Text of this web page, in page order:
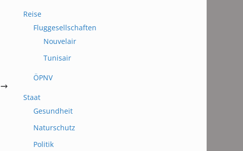
Reise
Fluggesellschaften
Nouvelair
Tunisair
ÖPNV
Staat
Gesundheit
Naturschutz
Politik